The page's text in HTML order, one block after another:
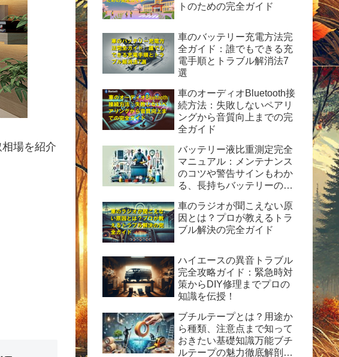
場を紹介
トのための完全ガイド
車のバッテリー充電方法完
全ガイド：誰でもできる充
電手順とトラブル解消法7
選
車のオーディオBluetooth接
続方法：失敗しないペアリ
ングから音質向上までの完
全ガイド
バッテリー液比重測定完全
マニュアル：メンテナンス
のコツや警告サインもわか
る、長持ちバッテリーの秘
車のラジオが聞こえない原
因とは？プロが教えるトラ
ブル解決の完全ガイド
ハイエースの異音トラブル
完全攻略ガイド：緊急時対
策からDIY修理までプロの
知識を伝授！
ブチルテープとは？用途か
ら種類、注意点まで知って
おきたい基礎知識万能ブチ
ルテープの魅力徹底解剖！